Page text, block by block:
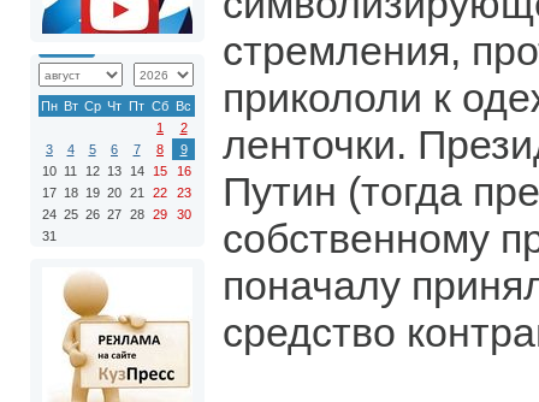
Пн Вт Ср Чт Пт Сб Вс
1
2
3
4 5 6 7 8
9
10 11 12 13 14 15
16
17 18 19 20 21 22
23
24 25 26 27 28 29
30
31
стремления,
прикололи к
ленточки.
Путин (тогда
собственному
поначалу
средство